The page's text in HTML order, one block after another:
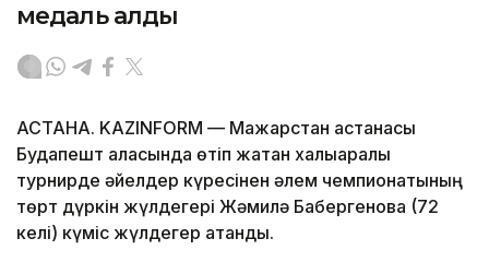
медаль алды
АСТАНА. KAZINFORM — Мажарстан астанасы
Будапешт қаласында өтіп жатқан халықаралық
турнирде әйелдер күресінен әлем чемпионатының
төрт дүркін жүлдегері Жәмилә Бақбергенова (72
келі) күміс жүлдегер атанды.